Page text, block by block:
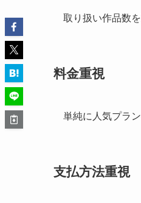
取り扱い作品数を
料金重視
単純に人気プラン
支払方法重視